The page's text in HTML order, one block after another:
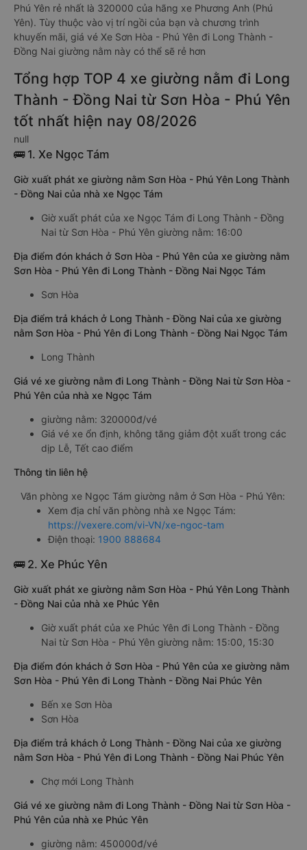
Phú Yên rẻ nhất là 320000 của hãng xe Phương Anh (Phú
Yên). Tùy thuộc vào vị trí ngồi của bạn và chương trình
khuyến mãi, giá vé Xe Sơn Hòa - Phú Yên đi Long Thành -
Đồng Nai giường nằm này có thể sẽ rẻ hơn
Tổng hợp TOP 4 xe giường nằm đi Long
Thành - Đồng Nai từ Sơn Hòa - Phú Yên
tốt nhất hiện nay 08/2026
null
🚌 1. Xe Ngọc Tám
Giờ xuất phát xe giường nằm Sơn Hòa - Phú Yên Long Thành
- Đồng Nai của nhà xe Ngọc Tám
Giờ xuất phát của xe Ngọc Tám đi Long Thành - Đồng
Nai từ Sơn Hòa - Phú Yên giường nằm: 16:00
Địa điểm đón khách ở Sơn Hòa - Phú Yên của xe giường nằm
Sơn Hòa - Phú Yên đi Long Thành - Đồng Nai Ngọc Tám
Sơn Hòa
Địa điểm trả khách ở Long Thành - Đồng Nai của xe giường
nằm Sơn Hòa - Phú Yên đi Long Thành - Đồng Nai Ngọc Tám
Long Thành
Giá vé xe giường nằm đi Long Thành - Đồng Nai từ Sơn Hòa -
Phú Yên của nhà xe Ngọc Tám
giường nằm: 320000đ/vé
Giá vé xe ổn định, không tăng giảm đột xuất trong các
dịp Lễ, Tết cao điểm
Thông tin liên hệ
Văn phòng xe Ngọc Tám giường nằm ở Sơn Hòa - Phú Yên:
Xem địa chỉ văn phòng nhà xe Ngọc Tám:
https://vexere.com/vi-VN/xe-ngoc-tam
Điện thoại: 1900 888684
🚌 2. Xe Phúc Yên
Giờ xuất phát xe giường nằm Sơn Hòa - Phú Yên Long Thành
- Đồng Nai của nhà xe Phúc Yên
Giờ xuất phát của xe Phúc Yên đi Long Thành - Đồng
Nai từ Sơn Hòa - Phú Yên giường nằm: 15:00, 15:30
Địa điểm đón khách ở Sơn Hòa - Phú Yên của xe giường nằm
Sơn Hòa - Phú Yên đi Long Thành - Đồng Nai Phúc Yên
Bến xe Sơn Hòa
Sơn Hòa
Địa điểm trả khách ở Long Thành - Đồng Nai của xe giường
nằm Sơn Hòa - Phú Yên đi Long Thành - Đồng Nai Phúc Yên
Chợ mới Long Thành
Giá vé xe giường nằm đi Long Thành - Đồng Nai từ Sơn Hòa -
Phú Yên của nhà xe Phúc Yên
giường nằm: 450000đ/vé